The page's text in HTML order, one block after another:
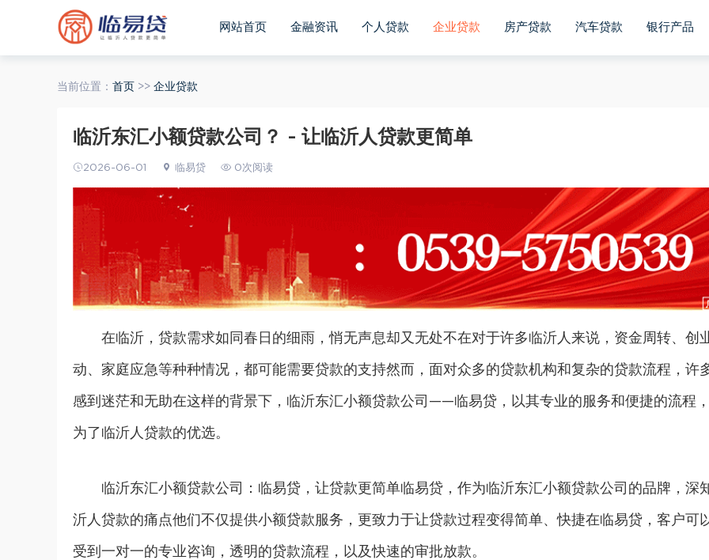
网站首页 金融资讯 个人贷款 企业贷款 房产贷款 汽车贷款 银行产品
当前位置： 首页 >> 企业贷款
临沂东汇小额贷款公司？ - 让临沂人贷款更简单
2026-06-01 临易贷 0次阅读
在临沂，贷款需求如同春日的细雨，悄无声息却又无处不在对于许多临沂人来说，资金周转、创
动、家庭应急等种种情况，都可能需要贷款的支持然而，面对众多的贷款机构和复杂的贷款流程，许
感到迷茫和无助在这样的背景下，临沂东汇小额贷款公司——临易贷，以其专业的服务和便捷的流程
为了临沂人贷款的优选。
临沂东汇小额贷款公司：临易贷，让贷款更简单临易贷，作为临沂东汇小额贷款公司的品牌，深
沂人贷款的痛点他们不仅提供小额贷款服务，更致力于让贷款过程变得简单、快捷在临易贷，客户可
受到一对一的专业咨询，透明的贷款流程，以及快速的审批放款。